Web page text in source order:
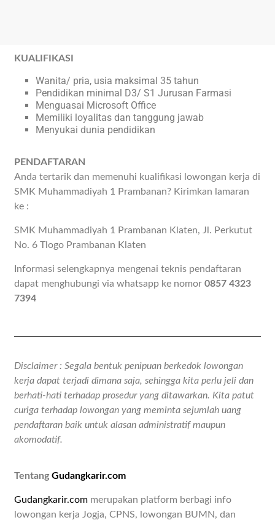
KUALIFIKASI
Wanita/ pria, usia maksimal 35 tahun
Pendidikan minimal D3/ S1 Jurusan Farmasi
Menguasai Microsoft Office
Memiliki loyalitas dan tanggung jawab
Menyukai dunia pendidikan
PENDAFTARAN
Anda tertarik dan memenuhi kualifikasi lowongan kerja di
SMK Muhammadiyah 1 Prambanan? Kirimkan lamaran
ke :
SMK Muhammadiyah 1 Prambanan Klaten, Jl. Perkutut
No. 6 Tlogo Prambanan Klaten
Informasi selengkapnya mengenai teknis pendaftaran
dapat menghubungi via whatsapp ke nomor0857 4323
7394
Disclaimer : Segala bentuk penipuan berkedok lowongan
kerja dapat terjadi dimana saja, sehingga kita perlu jeli dan
berhati-hati terhadap prosedur yang ditawarkan. Kita patut
curiga terhadap lowongan yang meminta sejumlah uang
pendaftaran baik untuk alasan administratif maupun
akomodatif.
TentangGudangkarir.com
Gudangkarir.com merupakan platform berbagi info
lowongan kerja Jogja, CPNS, lowongan BUMN, dan